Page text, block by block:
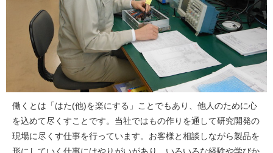
働くとは「はた(他)を楽にする」ことでもあり、他人のために心
を込めて尽くすことです。当社ではもの作りを通して研究開発の
現場に尽くす仕事を行っています。お客様と相談しながら製品を